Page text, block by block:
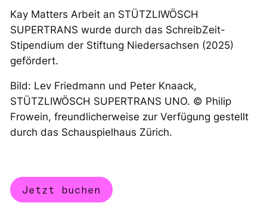
Kay Matters Arbeit an STÜTZLIWÖSCH
SUPERTRANS wurde durch das SchreibZeit-
Stipendium der Stiftung Niedersachsen (2025)
gefördert.
Bild: Lev Friedmann und Peter Knaack,
STÜTZLIWÖSCH SUPERTRANS UNO. © Philip
Frowein, freundlicherweise zur Verfügung gestellt
durch das Schauspielhaus Zürich.
Jetzt buchen